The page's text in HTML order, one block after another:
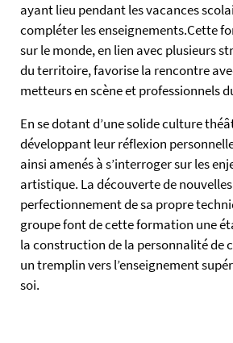
ayant lieu pendant les vacances
compléter les enseignements.Cette
sur le monde, en lien avec plusieurs
du territoire, favorise la rencontre
metteurs en scène et professionnels
En se dotant d’une solide culture
développant leur réflexion
ainsi amenés à s’interroger sur les
artistique. La découverte de
perfectionnement de sa propre
groupe font de cette formation une
la construction de la personnalité de
un tremplin vers l’enseignement
soi.